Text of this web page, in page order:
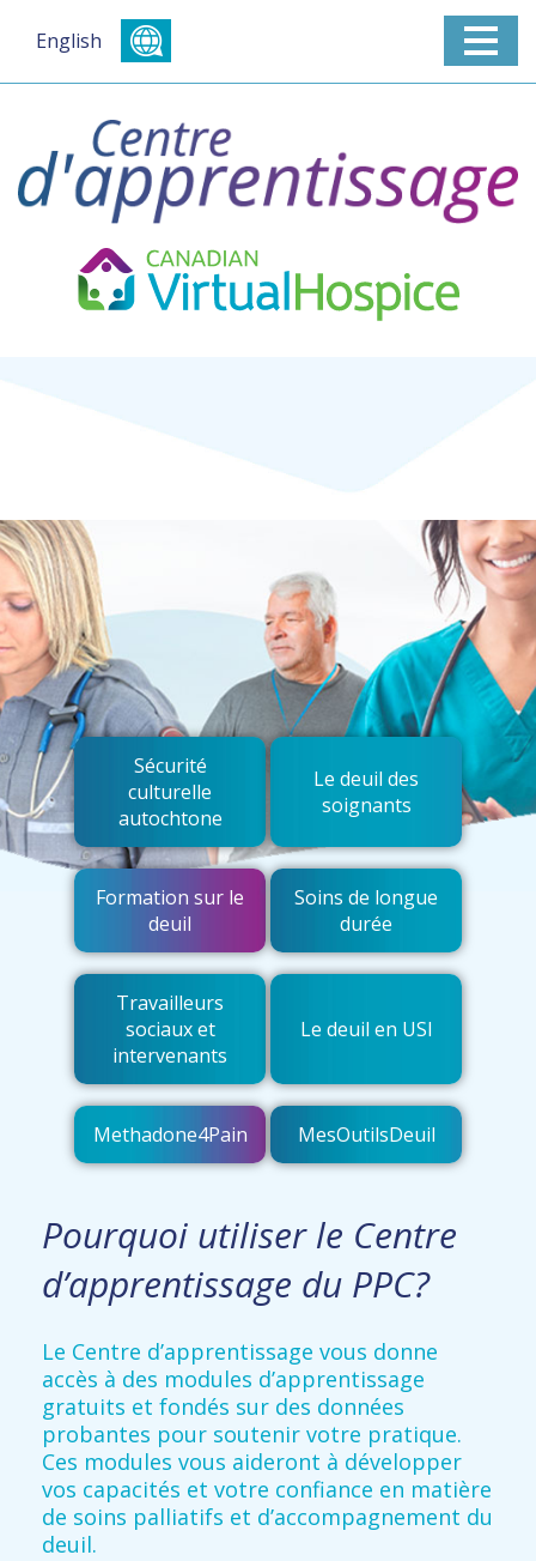
English
Sécurité
culturelle
autochtone
Le deuil des
soignants
Formation sur le
deuil
Soins de longue
durée
Travailleurs
sociaux et
intervenants
Le deuil en USI
Methadone4Pain MesOutilsDeuil
Pourquoi utiliser le Centre
d’apprentissage du PPC?
Le Centre d’apprentissage vous donne
accès à des modules d’apprentissage
gratuits et fondés sur des données
probantes pour soutenir votre pratique.
Ces modules vous aideront à développer
vos capacités et votre confiance en matière
de soins palliatifs et d’accompagnement du
deuil.